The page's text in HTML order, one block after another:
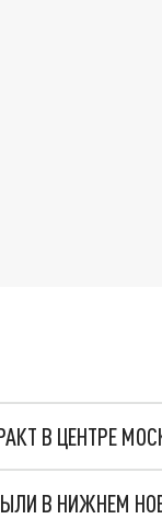
В ЦЕНТРЕ
В НИЖНЕМ